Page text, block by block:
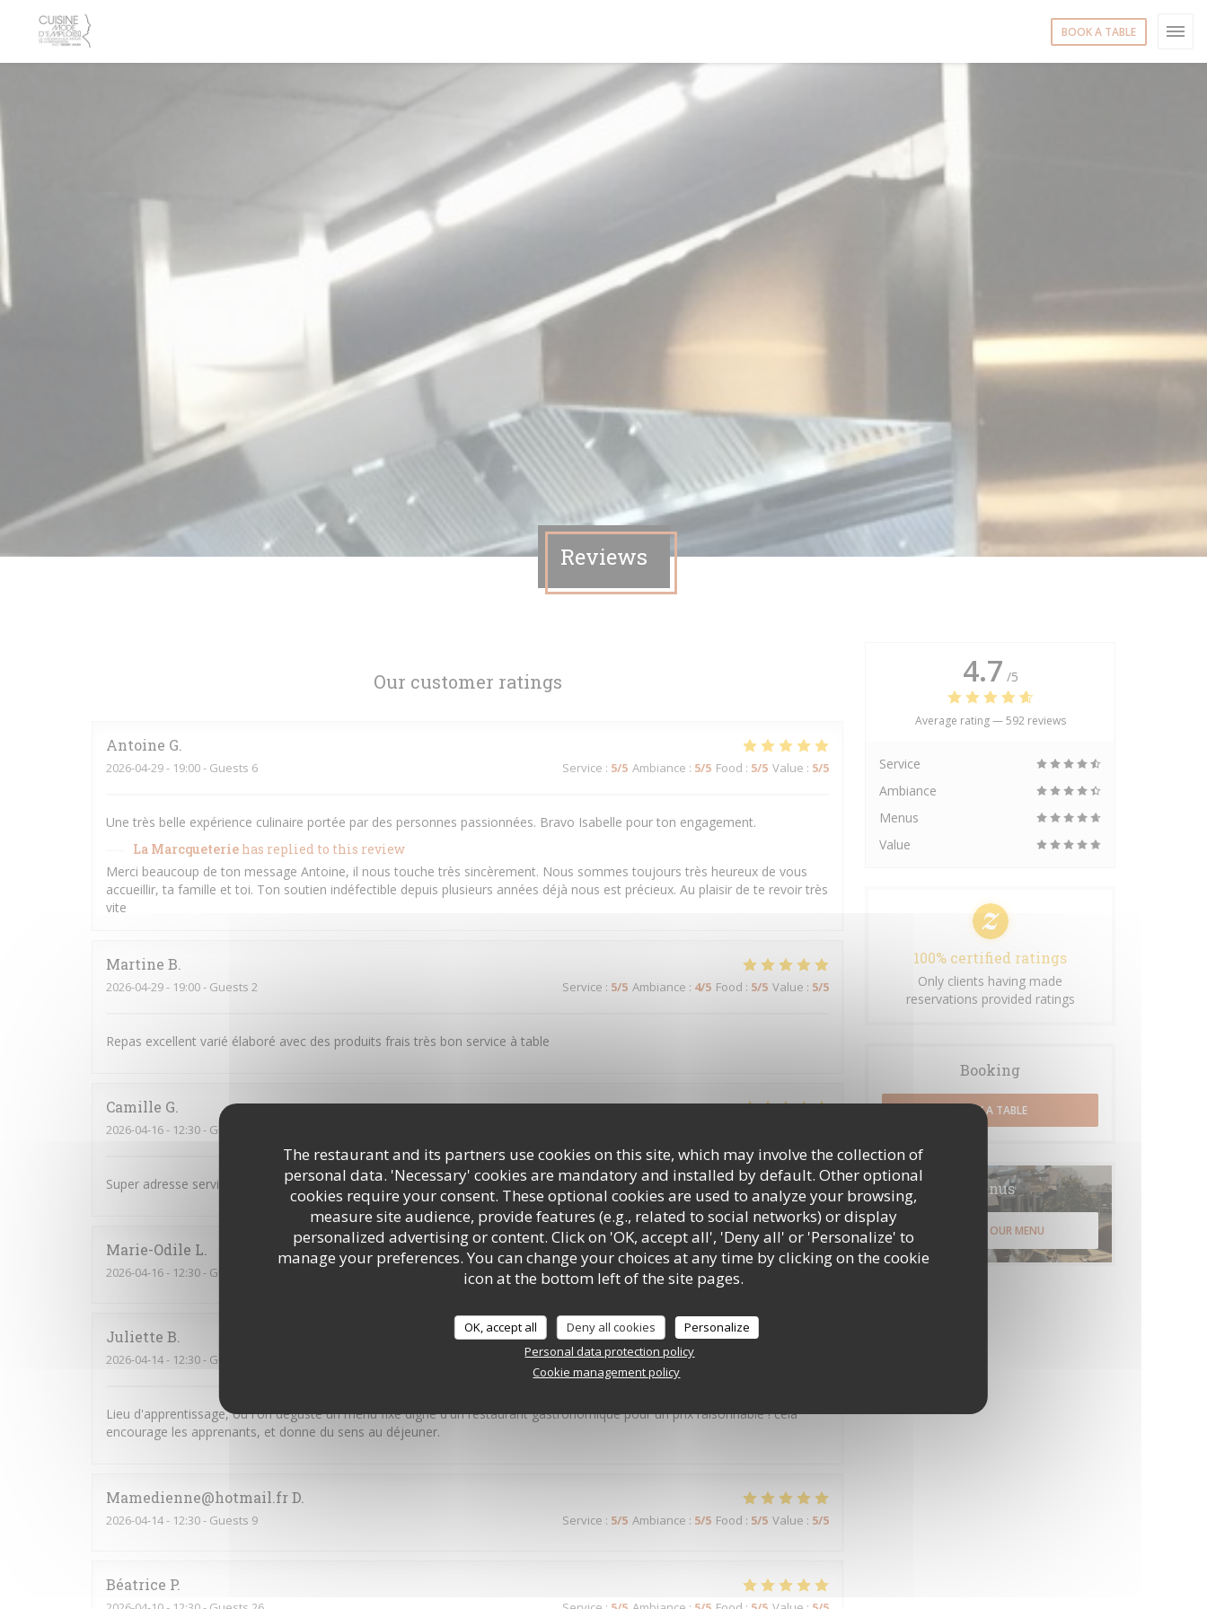
The restaurant and its partners use cookies on this site, which may involve the collection of
personal data. 'Necessary' cookies are mandatory and installed by default. Other optional
cookies require your consent. These optional cookies are used to analyze your browsing,
measure site audience, provide features (e.g., related to social networks) or display
personalized advertising or content. Click on 'OK, accept all', 'Deny all' or 'Personalize' to
manage your preferences. You can change your choices at any time by clicking on the cookie
icon at the bottom left of the site pages.
OK, accept all Deny all cookies
Personalize
Personal data protection policy
Cookie management policy
BOOK A TABLE
Reviews
Our customer ratings
Antoine G
2026-04-29- 19:00 - Guests 6 Service : 5/5 Ambiance : 5/5 Food : 5/5 Value : 5/5
Une très belle expérience culinaire portée par des personnes passionnées. Bravo Isabelle pour ton engagement.
La Marcqueterie has replied to this review
Merci beaucoup de ton message Antoine, il nous touche très sincèrement. Nous sommes toujours très heureux de vous
accueillir, ta famille et toi. Ton soutien indéfectible depuis plusieurs années déjà nous est précieux. Au plaisir de te revoir très
vite
Martine B
2026-04-29- 19:00 - Guests 2 Service : 5/5 Ambiance : 4/5 Food : 5/5 Value : 5/5
Repas excellent varié élaboré avec des produits frais très bon service à table
Camille G
2026-04-16- 12:30 - Guests 2
Super adresse service au top et très bon produit !
Marie-Odile L
2026-04-16- 12:30 - Guests 3 Service:5/5 Ambiance: 5/5 Food /5 /5
Juliette B
2026-04-14- 12:30 - Guests 5 Service:5/5 Ambiance:4
Lieu d'apprentissage, où l'on déguste un menu fixe digne d'un restaurant gastronomique pour un prix raisonnable ! cela
encourage les apprenants, et donne du sens au déjeuner.
Mamedienne@hotmail.frD
2026-04-14- 12:30 - Guests 9 Service : 5/5 Ambiance : 5/5 Food : 5/5 Value : 5/5
Béatrice P
4.7 /5
Average rating —592 reviews
Service
Ambiance
Menus
Value
100% certified ratings
Only clients having made
reservations provided ratings
Booking
BOOK A TABLE
Menus
DISCOVER OUR MENU